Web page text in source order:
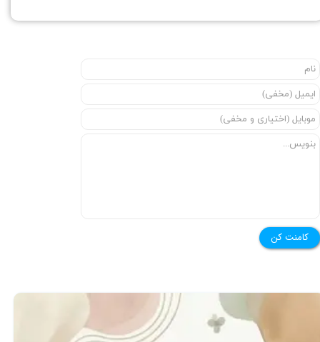
★
کامنت کن